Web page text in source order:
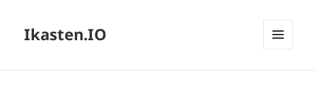
Ikasten.IO